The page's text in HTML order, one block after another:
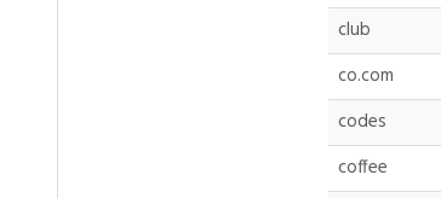
club
co.com
codes
coffee